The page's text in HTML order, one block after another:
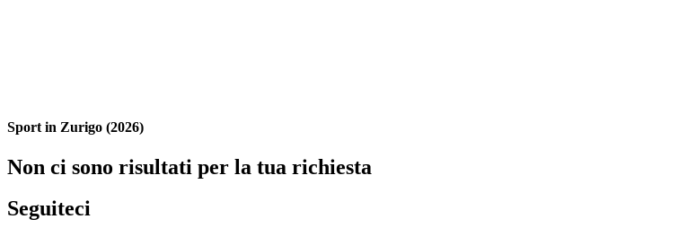
Sport in Zurigo (2026)
Non ci sono risultati per la tua richiesta
Seguiteci